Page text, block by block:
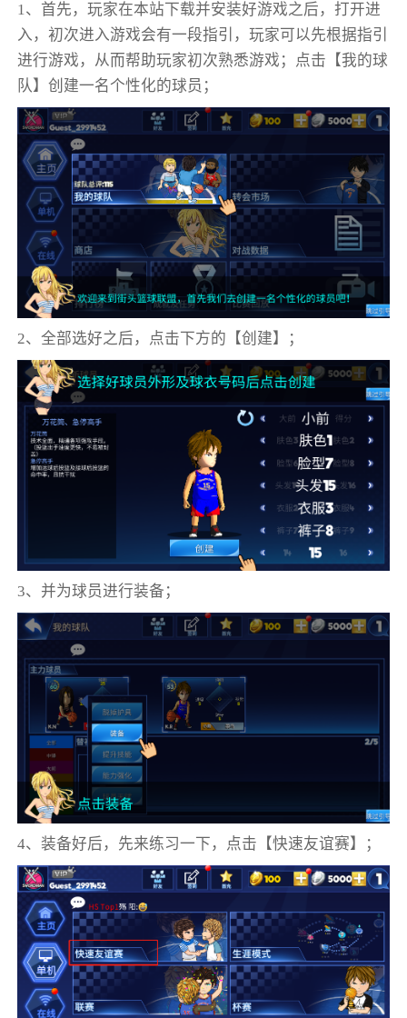
1、首先，玩家在本站下载并安装好游戏之后，打开进
入，初次进入游戏会有一段指引，玩家可以先根据指引
进行游戏，从而帮助玩家初次熟悉游戏；点击【我的球
队】创建一名个性化的球员；
2、全部选好之后，点击下方的【创建】；
3、并为球员进行装备；
4、装备好后，先来练习一下，点击【快速友谊赛】；